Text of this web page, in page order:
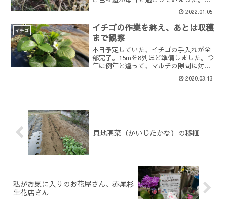
く、他人の子供の成長は早いと言います
が、自分の子供についても同じように感
じます。何かの拍子に『あら
ぁ・・・・・。もうこんなに大きくな...
2022.01.05
イチゴ
イチゴの作業を終え、あとは収穫
まで観察
本日予定していた、イチゴの手入れが全
部完了。15mを8列ほど準備しました。今
年は例年と違って、マルチの隙間に対す
る雑草対策に力を入れてみました。黒マ
ルチを多用して、ウネとウネの間の隙間
2020.03.13
貝地高菜（かいじたかな）の移植
私がお気に入りのお花屋さん、赤尾杉
生花店さん